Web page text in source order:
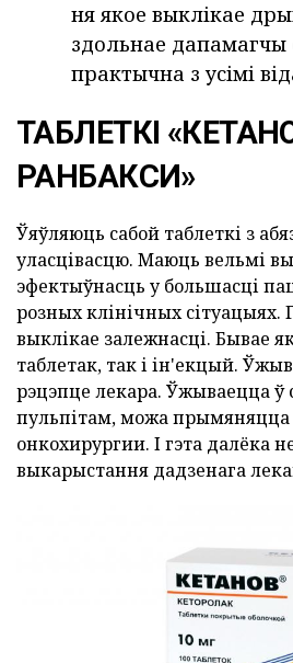
ня якое выклікае
здольнае дапамагчы
практычна з усімі
ТАБЛЕТКІ
РАНБАКСИ»
Ўяўляюць сабой таблеткі з
уласцівасцю. Маюць вельмі
эфектыўнасць у большасці
розных клінічных сітуацыях.
выклікае залежнасці. Бывае
таблетак, так і ін'екцый.
рэцэпце лекара. Ўжываецца ў
пульпітам, можа прымяняцца
онкохирургии. І гэта далёка
выкарыстання дадзенага